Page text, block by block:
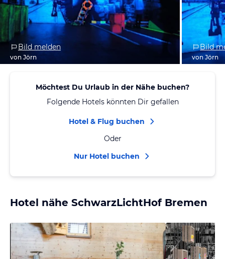
Bild melden
von Jörn
Bild
von Jörn
Möchtest Du Urlaub in der Nähe buchen?
Folgende Hotels könnten Dir gefallen
Hotel & Flug buchen
Oder
Nur Hotel buchen
Hotel nähe SchwarzLichtHof Bremen